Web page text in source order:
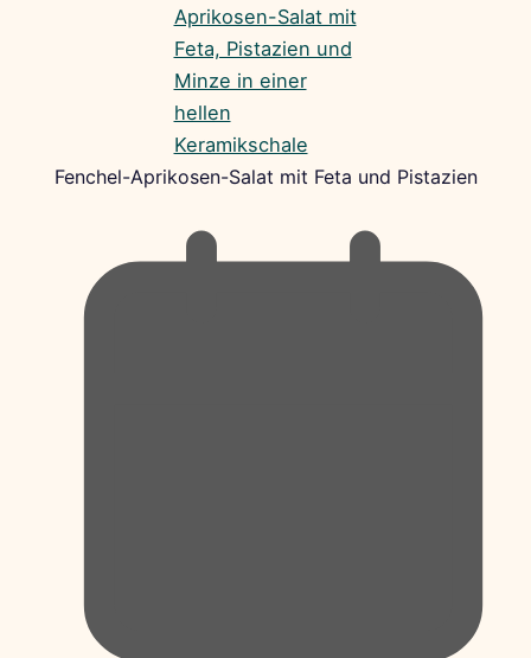
Fenchel-Aprikosen-Salat mit Feta und Pistazien